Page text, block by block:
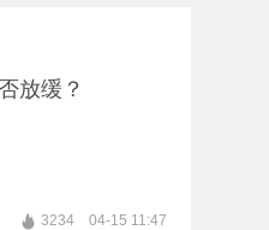
放缓？
3234 04-15 11:47